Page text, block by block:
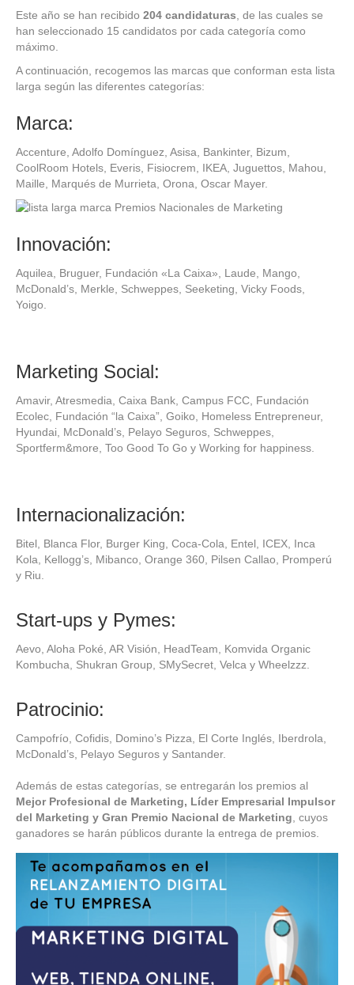
Este año se han recibido 204 candidaturas , de las cuales se
han seleccionado 15 candidatos por cada categoría como
máximo.
A continuación, recogemos las marcas que conforman esta lista
larga según las diferentes categorías:
Marca:
Accenture, Adolfo Domínguez, Asisa, Bankinter, Bizum,
CoolRoom Hotels, Everis, Fisiocrem, IKEA, Juguettos, Mahou,
Maille, Marqués de Murrieta, Orona, Oscar Mayer.
Innovación:
Aquilea, Bruguer, Fundación «La Caixa», Laude, Mango,
McDonald’s, Merkle, Schweppes, Seeketing, Vicky Foods,
Yoigo.
Marketing Social:
Amavir, Atresmedia, Caixa Bank, Campus FCC, Fundación
Ecolec, Fundación “la Caixa”, Goiko, Homeless Entrepreneur,
Hyundai, McDonald’s, Pelayo Seguros, Schweppes,
Sportferm&more, Too Good To Go y Working for happiness.
Internacionalización:
Bitel, Blanca Flor, Burger King, Coca-Cola, Entel, ICEX, Inca
Kola, Kellogg’s, Mibanco, Orange 360, Pilsen Callao, Promperú
y Riu.
Start-ups y Pymes:
Aevo, Aloha Poké, AR Visión, HeadTeam, Komvida Organic
Kombucha, Shukran Group, SMySecret, Velca y Wheelzzz.
Patrocinio:
Campofrío, Cofidis, Domino’s Pizza, El Corte Inglés, Iberdrola,
McDonald’s, Pelayo Seguros y Santander.
Además de estas categorías, se entregarán los premios al
Mejor Profesional de Marketing, Líder Empresarial Impulsor
del Marketing y Gran Premio Nacional de Marketing , cuyos
ganadores se harán públicos durante la entrega de premios.